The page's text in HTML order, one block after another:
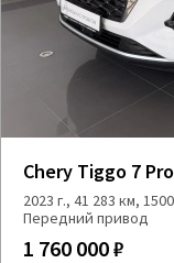
Chery Tiggo 7
2023 г., 41 283 км,
Передний привод
1 760 000 ₽